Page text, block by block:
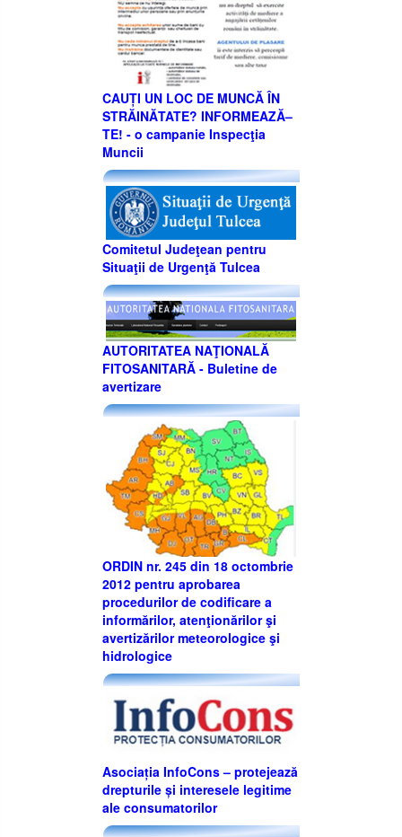
CAUȚI UN LOC DE MUNCĂ ÎN
STRĂINĂTATE? INFORMEAZĂ–
TE! - o campanie Inspecţia
Muncii
Comitetul Judeţean pentru
Situaţii de Urgenţă Tulcea
AUTORITATEA NAŢIONALĂ
FITOSANITARĂ - Buletine de
avertizare
ORDIN nr. 245 din 18 octombrie
2012 pentru aprobarea
procedurilor de codificare a
informărilor, atenţionărilor şi
avertizărilor meteorologice şi
hidrologice
Asociația InfoCons – protejează
drepturile și interesele legitime
ale consumatorilor